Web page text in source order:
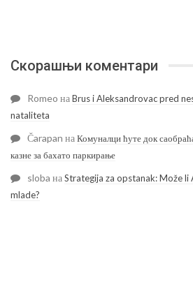
Скорашњи коментари
Romeo наBrus i Aleksandrovac pred
nataliteta
Čarapan наКомуналци ћуте док
казне за бахато паркирање
sloba наStrategija za opstanak: Može
mlade?